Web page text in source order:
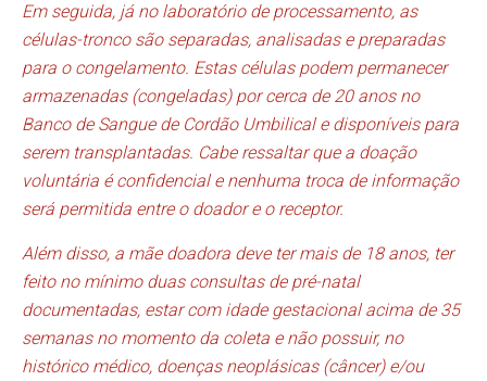
Em seguida, já no laboratório de processamento, as
células-tronco são separadas, analisadas e preparadas
para o congelamento. Estas células podem permanecer
armazenadas (congeladas) por cerca de 20 anos no
Banco de Sangue de Cordão Umbilical e disponíveis para
serem transplantadas. Cabe ressaltar que a doação
voluntária é confidencial e nenhuma troca de informação
será permitida entre o doador e o receptor.
Além disso, a mãe doadora deve ter mais de 18 anos, ter
feito no mínimo duas consultas de pré-natal
documentadas, estar com idade gestacional acima de 35
semanas no momento da coleta e não possuir, no
histórico médico, doenças neoplásicas (câncer) e/ou